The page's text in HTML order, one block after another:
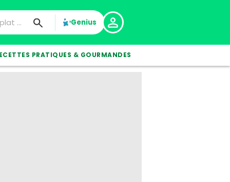
Genius
PRATIQUES & GOURMANDES